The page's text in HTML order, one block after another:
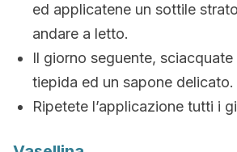
ed applicatene un sottile
andare a letto.
Il giorno seguente,
tiepida ed un sapone delicato.
Ripetete l’applicazione tutti i